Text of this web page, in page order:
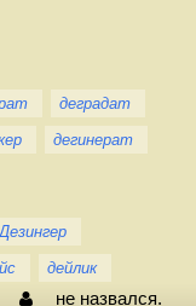
деградат
дегинерат
Дезингер
дейлик
не назвался.